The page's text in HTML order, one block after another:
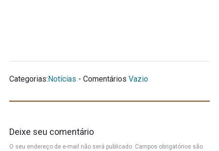
Categorias:Notícias - Comentários Vazio
Deixe seu comentário
O seu endereço de e-mail não será publicado. Campos obrigatórios são